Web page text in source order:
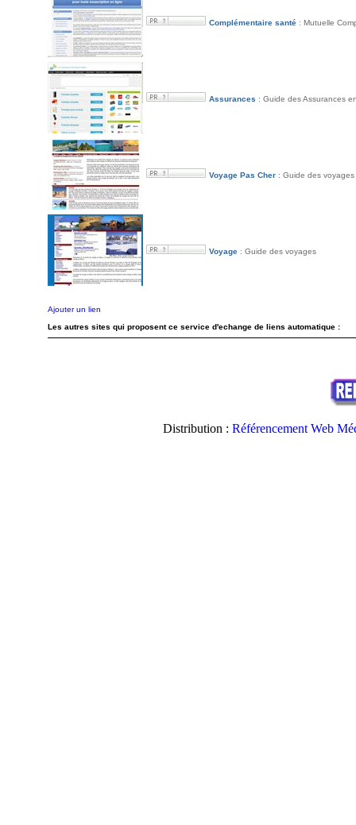
Complémentaire santé: Mutuelle
Assurances : Guide des Assurances
Voyage Pas Cher: Guide des voyages
Voyage: Guide des voyages
Ajouter un lien
Les autres sites qui proposent ce service d'echange de liens automatique :
Distribution : Référencement Web